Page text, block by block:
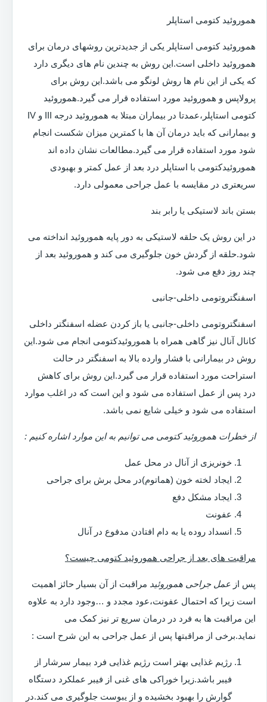
هموروئید کتومی استاپلر
هموروئید کتومی استاپلر یکی از جدیدترین روشهای درمان برای
هموروئید داخلی است.این روش به چندین نام های دیگری دارد
که یکی از این نام ها روش لونگو می باشد.این روش برای
پرولاپس و هموروئید مورد استفاده قرار می گیرد.هموروئید
کتومی استاپلر،عمدتا در بیماران مبتلا به هموروئید درجه III و IV
و بیمارانی که باید درمان آن ها با کمترین میزان شکست انجام
شود مورد استفاده قرار می گیرد.مطالعات نشان داده اند
هموروئیدکتومی با استاپلر درد بعد از عمل کمتر و بهبودی
سریعتری در مقایسه با عمل جراحی معمولی دارد.
بستن باند لاستیکی یا رابر بند
در این روش یک حلقه لاستیکی به دور پایه هموروئید انداخته می
شود.حلقه از گردش خون جلوگیری می کند و هموروئید بعد از
چند روز دفع می شود.
اسفنگتروتومی داخلی-جانبی
اسفنگتروتومی داخلی-جانبی یا باز کردن عضله اسفنگتر داخلی
کانال آنال نیز گاهی همراه با هموروئیدکتومی انجام می شود.این
روش در بیمارانی با فشار وارده بالا به اسفنگتر در حالت
استراحت مورد استفاده قرار می گیرد.این روش برای کاهش
درد پس از عمل استفاده می شود و این است که در اغلب موارد
استفاده می شود و خیلی شایع نمی باشد.
از خطرات هموروئید کتومی می توانیم به این موارد اشاره کنیم :
خونریزی از آنال در محل عمل
ایجاد لخته خون (هماتوم)در محل برش برای جراحی
ایجاد مشکل دفع
عفونت
انسداد روده یا به دام افتادن مدفوع در آنال
مراقبت های بعد از جراحی هموروئید کتومی چیست؟
پس از عمل جراحی هموروئید مراقبت از آن بسیار حائز اهمیت
است زیرا که احتمال عفونت،عود مجدد و …وجود دارد به علاوه
این مراقبت ها به فرد در درمان سریع تر نیز کمک می
نماید.برخی از مراقبتها پس از عمل جراحی به این شرح است :
رژیم غذایی بهتر است رژیم غذایی فرد بیمار سرشار از
فیبر باشد.زیرا خوراکی های غنی از فیبر عملکرد دستگاه
گوارش را بهبود بخشیده و از یبوست جلوگیری می کند.در